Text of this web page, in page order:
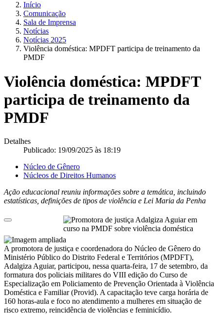
Início
Comunicação
Sala de Imprensa
Notícias
Notícias 2025
Violência doméstica: MPDFT participa de treinamento da
PMDF
Violência doméstica: MPDFT
participa de treinamento da
PMDF
Detalhes
Publicado: 19/09/2025 às 18:19
Núcleo de Gênero
Núcleos de Direitos Humanos
Ação educacional reuniu informações sobre a temática, incluindo
estatísticas, definições de tipos de violência e Lei Maria da Penha
A promotora de justiça e coordenadora do Núcleo de Gênero do
Ministério Público do Distrito Federal e Territórios (MPDFT),
Adalgiza Aguiar, participou, nessa quarta-feira, 17 de setembro, da
formatura dos policiais militares do VIII edição do Curso de
Especialização em Policiamento de Prevenção Orientada à Violência
Doméstica e Familiar (Provid). A capacitação teve carga horária de
160 horas-aula e foco no atendimento a mulheres em situação de
risco extremo, reincidência de violências e feminicídio.